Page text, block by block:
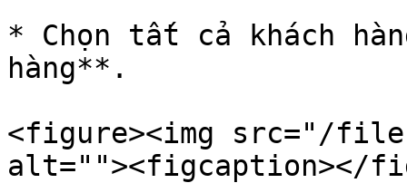
* Chọn tất cả khách
hàng**.
<figure><img src="/files/
alt=""><figcaption></